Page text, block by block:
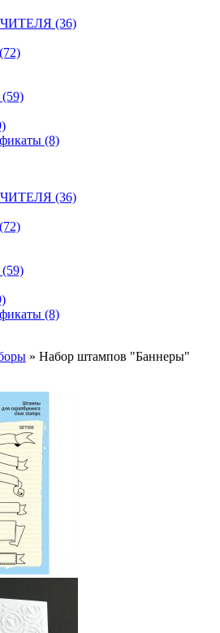
(36)
(72)
(59)
(8)
(36)
(72)
(59)
(8)
» Набoр штампoв "Баннеры"